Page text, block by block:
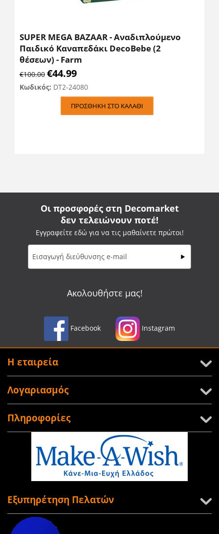
SUPER MEGA BAZAAR - Αναδιπλούμενο
Παιδικό Καναπεδάκι DecoBebe (2
θέσεων) - Farm
€100.00 €44.99
Κωδικός: DT2-24080
ΠΡΟΣΘΉΚΗ ΣΤΟ ΚΑΛΆΘΙ
Οι προσφορές στη Decomarket
δεν τελειώνουν ποτέ!
Εγγραφείτε εδώ για να τις μαθαίνετε πρώτοι!
Ακολουθήστε μας!
Facebook Instagram
Η εταιρεία
Λογαριασμός
Πληροφορίες
Εξυπηρέτηση Πελατών